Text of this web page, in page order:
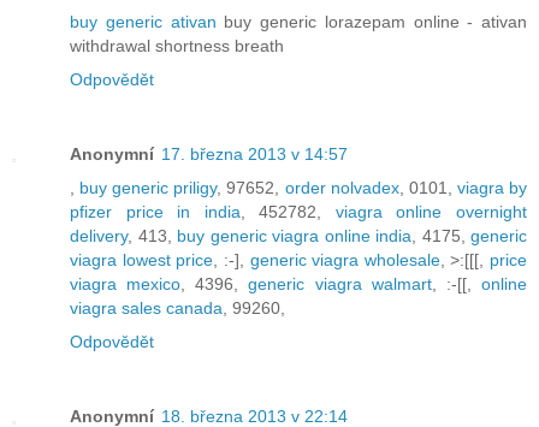
buy generic ativan buy generic lorazepam online - ativan
withdrawal shortness breath
Odpovědět
Anonymní 17. března 2013 v 14:57
buy generic priligy, 97652, order nolvadex, 0101, viagra by
pfizer price in india , 452782, viagra online overnight
delivery, 413, buy generic viagra online india , 4175, generic
viagra lowest price , :-], generic viagra wholesale, >:[[[, price
viagra mexico , 4396,generic viagra walmart, :-[[,online
viagra sales canada , 99260,
Odpovědět
Anonymní 18. března 2013 v 22:14